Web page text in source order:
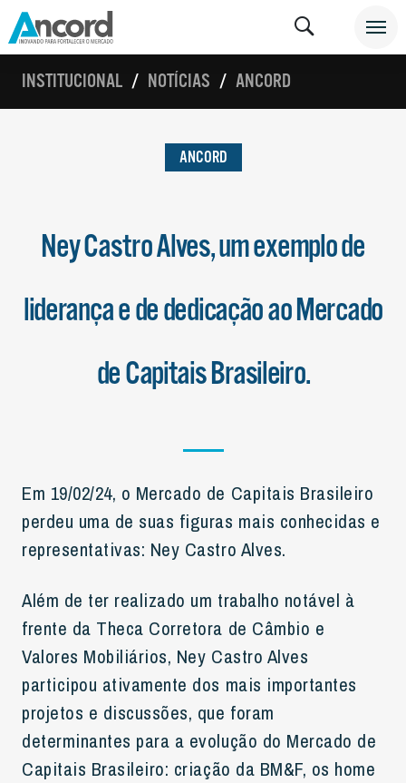
INSTITUCIONAL NOTÍCIAS ANCORD
ANCORD
Ney Castro Alves, um exemplo de
liderança e de dedicação ao Mercado
de Capitais Brasileiro.
Em 19/02/24, o Mercado de Capitais Brasileiro
perdeu uma de suas figuras mais conhecidas e
representativas: Ney Castro Alves.
Além de ter realizado um trabalho notável à
frente da Theca Corretora de Câmbio e
Valores Mobiliários, Ney Castro Alves
participou ativamente dos mais importantes
projetos e discussões, que foram
determinantes para a evolução do Mercado de
Capitais Brasileiro: criação da BM&F, os home